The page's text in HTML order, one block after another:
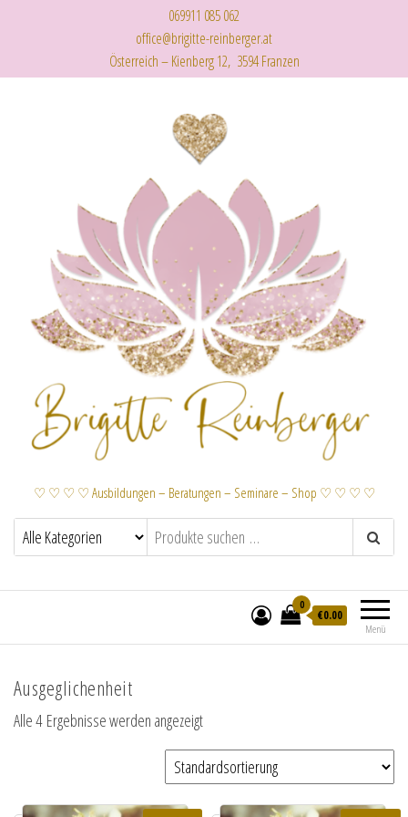
069911 085 062
office@brigitte-reinberger.at
Österreich – Kienberg 12, 3594 Franzen
♡ ♡ ♡ ♡ Ausbildungen – Beratungen – Seminare – Shop ♡ ♡ ♡ ♡
Menü
0
€0.00
Ausgeglichenheit
Alle 4 Ergebnisse werden angezeigt